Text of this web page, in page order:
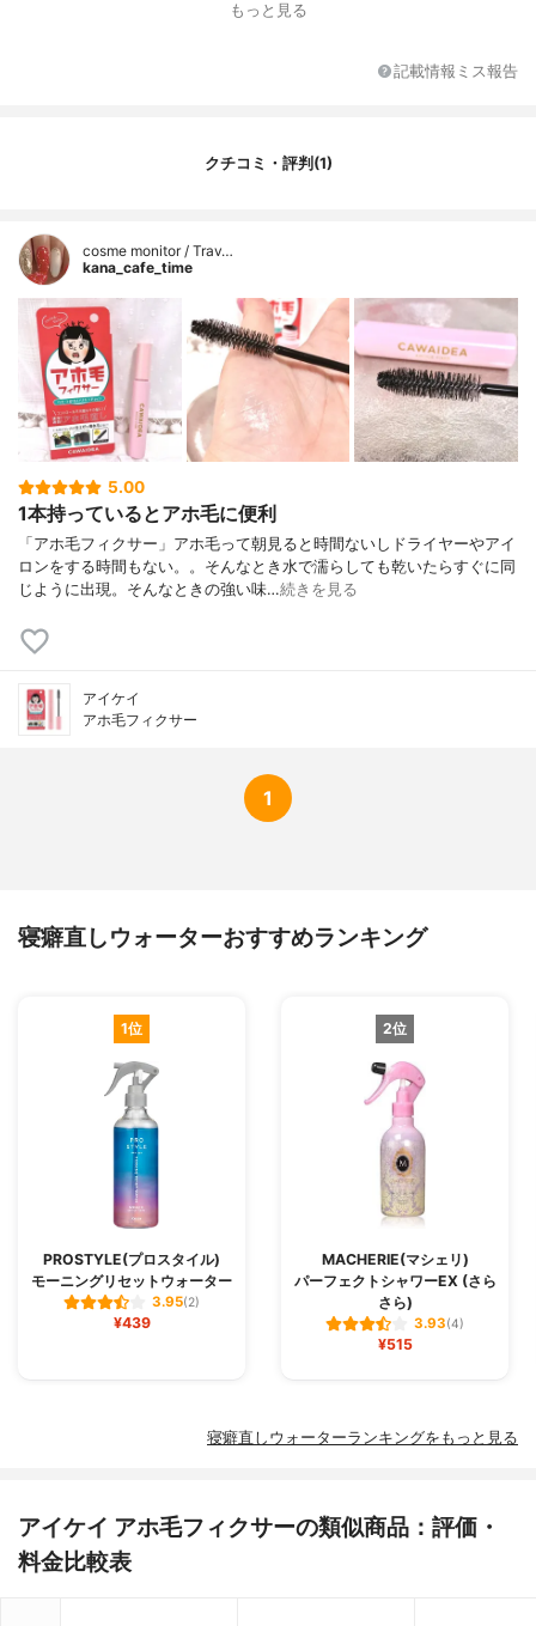
セルロース、乳酸、アルガニアスピノサ核
エキス、PG、ゼイン、加水分解シルク、ジ
P
もっと見る
記載情報ミス報告
クチコミ・評判(1)
cosme monitor / Trav…
kana_cafe_time
5.00
1本持っているとアホ毛に便利
「アホ毛フィクサー」アホ毛って朝見ると時間ないしドライヤーやアイ
ロンをする時間もない。。そんなとき水で濡らしても乾いたらすぐに同
じように出現。そんなときの強い味…続きを見る
アイケイ
アホ毛フィクサー
1
寝癖直しウォーターおすすめランキング
1位
PROSTYLE(プロスタイル)
モーニングリセットウォーター
3.95(2)
¥439
2位
MACHERIE(マシェリ)
パーフェクトシャワーEX (さら
さら)
3.93(4)
¥515
寝癖直しウォーターランキングをもっと見る
アイケイ アホ毛フィクサーの類似商品：評価・
料金比較表